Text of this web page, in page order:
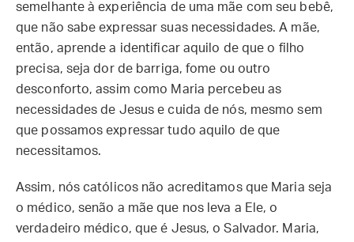
semelhante à experiência de uma mãe com seu bebê,
que não sabe expressar suas necessidades. A mãe,
então, aprende a identificar aquilo de que o filho
precisa, seja dor de barriga, fome ou outro
desconforto, assim como Maria percebeu as
necessidades de Jesus e cuida de nós, mesmo sem
que possamos expressar tudo aquilo de que
necessitamos.
Assim, nós católicos não acreditamos que Maria seja
o médico, senão a mãe que nos leva a Ele, o
verdadeiro médico, que é Jesus, o Salvador. Maria,